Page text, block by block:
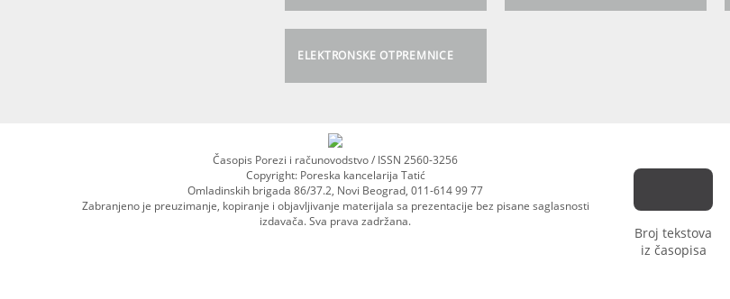
ELEKTRONSKE OTPREMNICE
Časopis Porezi i računovodstvo / ISSN 2560-3256
Copyright: Poreska kancelarija Tatić
Omladinskih brigada 86/37.2, Novi Beograd, 011-614 99 77
Zabranjeno je preuzimanje, kopiranje i objavljivanje materijala sa prezentacije bez pisane saglasnosti
izdavača. Sva prava zadržana.
Broj tekstova
iz časopisa